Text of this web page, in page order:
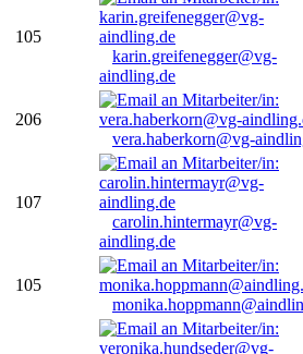
105
karin.greifenegger@vg-
aindling.de
206
vera.haberkorn@vg-
107
carolin.hintermayr@vg-
aindling.de
105